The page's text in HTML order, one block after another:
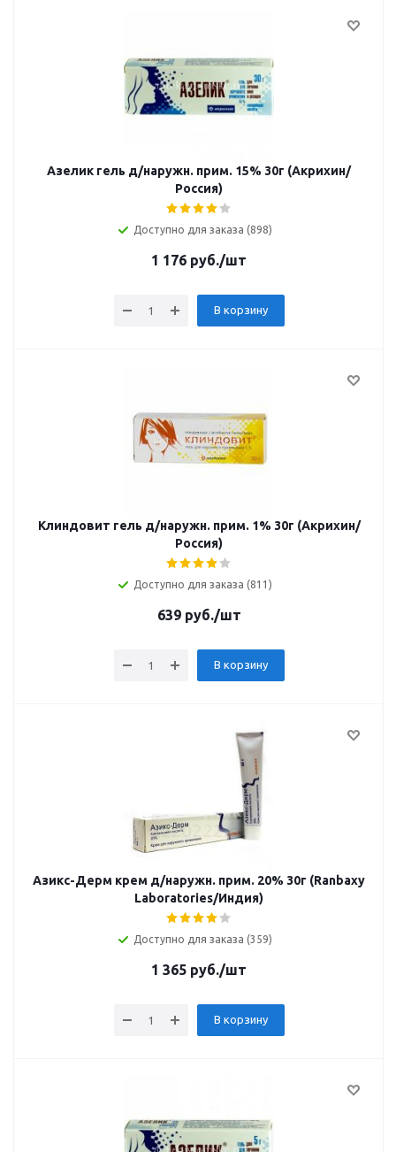
Азелик гель д/наружн. прим. 15% 30г (Акрихин/
Россия)
Доступно для заказа (898)
1 176 руб./шт
В корзину
Клиндовит гель д/наружн. прим. 1% 30г (Акрихин/
Россия)
Доступно для заказа (811)
639руб./шт
В корзину
Азикс-Дерм крем д/наружн. прим. 20% 30г (Ranbaxy
Laboratories/Индия)
Доступно для заказа (359)
1 365 руб./шт
В корзину